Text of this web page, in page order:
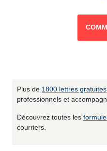
Plus de 1800 lettres gratuites
professionnels et
Découvrez toutes les
courriers.